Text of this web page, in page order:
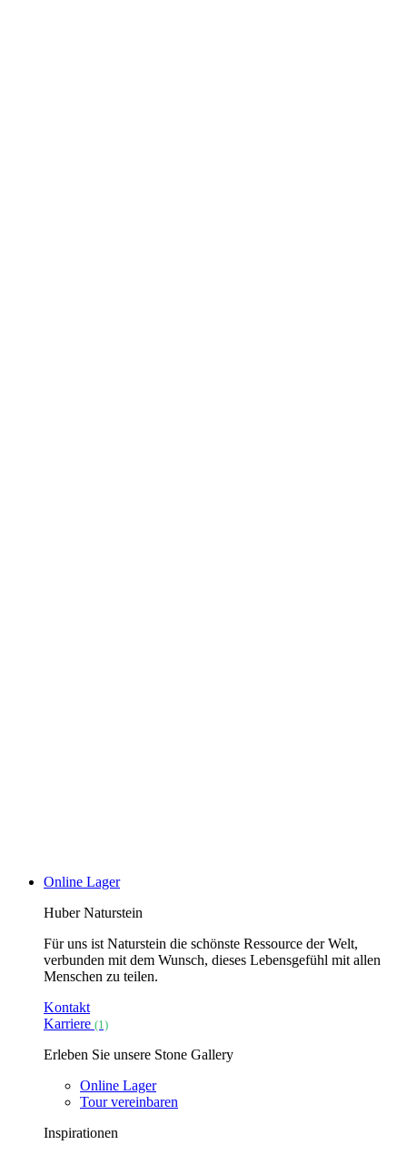
Online Lager
Huber Naturstein
Für uns ist Naturstein die schönste Ressource der Welt,
verbunden mit dem Wunsch, dieses Lebensgefühl mit allen
Menschen zu teilen.
Kontakt
Karriere (1)
Erleben Sie unsere Stone Gallery
Online Lager
Tour vereinbaren
Inspirationen